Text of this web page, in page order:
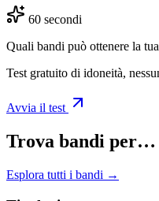
60 secondi
Quali bandi può ottenere la
Test gratuito di idoneità,
Avvia il test
Trova bandi per…
Esplora tutti i bandi →